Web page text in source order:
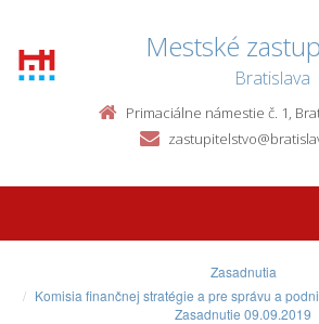
Mestské
Bratislava
Primaciálne námestie č. 1,
Zasadnutia
Komisia finančnej stratégie a pre správu a
Zasadnutie 09.09.2019